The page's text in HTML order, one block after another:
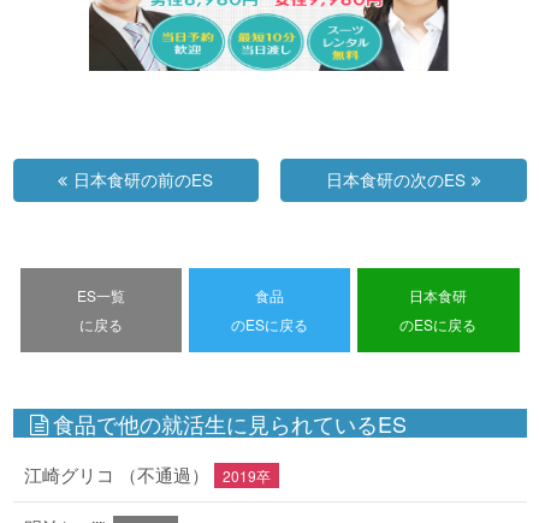
日本食研の前のES 日本食研の次のES
ES一覧
に戻る
食品
のESに戻る
日本食研
のESに戻る
食品で他の就活生に見られているES
江崎グリコ （不通過） 2019卒